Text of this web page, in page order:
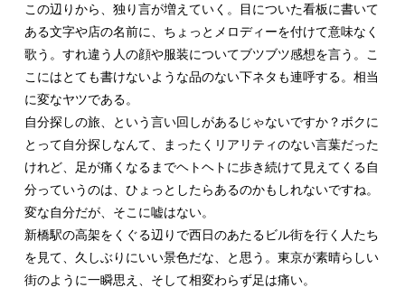
この辺りから、独り言が増えていく。目についた看板に書いて
ある文字や店の名前に、ちょっとメロディーを付けて意味なく
歌う。すれ違う人の顔や服装についてブツブツ感想を言う。こ
こにはとても書けないような品のない下ネタも連呼する。相当
に変なヤツである。
自分探しの旅、という言い回しがあるじゃないですか？ボクに
とって自分探しなんて、まったくリアリティのない言葉だった
けれど、足が痛くなるまでヘトヘトに歩き続けて見えてくる自
分っていうのは、ひょっとしたらあるのかもしれないですね。
変な自分だが、そこに嘘はない。
新橋駅の高架をくぐる辺りで西日のあたるビル街を行く人たち
を見て、久しぶりにいい景色だな、と思う。東京が素晴らしい
街のように一瞬思え、そして相変わらず足は痛い。